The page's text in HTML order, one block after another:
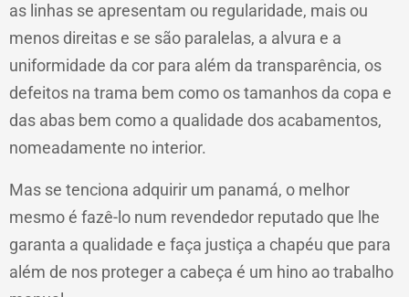
as linhas se apresentam ou regularidade, mais ou
menos direitas e se são paralelas, a alvura e a
uniformidade da cor para além da transparência, os
defeitos na trama bem como os tamanhos da copa e
das abas bem como a qualidade dos acabamentos,
nomeadamente no interior.
Mas se tenciona adquirir um panamá, o melhor
mesmo é fazê-lo num revendedor reputado que lhe
garanta a qualidade e faça justiça a chapéu que para
além de nos proteger a cabeça é um hino ao trabalho